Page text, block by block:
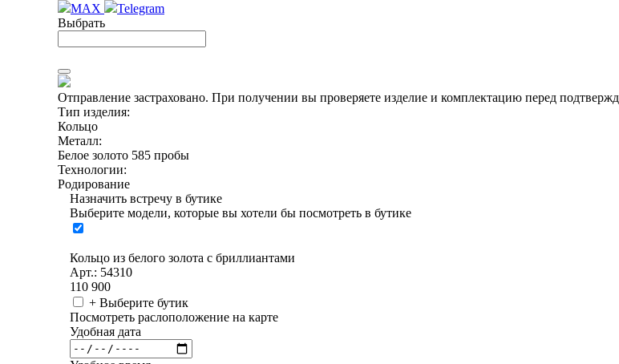
MAX
Telegram
Выбрать
Отправление застраховано. При получении вы проверяете изделие и комплектацию перед
Тип изделия:
Кольцо
Металл:
Белое золото 585 пробы
Технологии:
Родирование
Назначить встречу в бутике
Выберите модели, которые вы хотели бы посмотреть в бутике
Кольцо из белого золота с бриллиантами
Арт.: 54310
110 900
+ Выберите бутик
Посмотреть раслоположение на карте
Удобная дата